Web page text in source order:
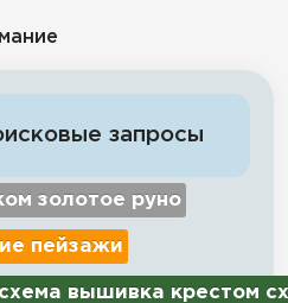
запросы
золотое руно
пейзажи
вышивка крестом